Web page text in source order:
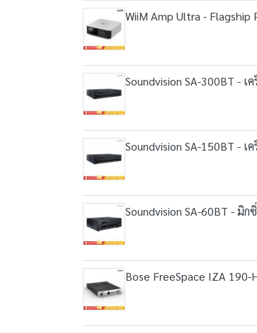
WiiM Amp Ultra -
Soundvision SA-300BT -
Soundvision SA-150BT -
Soundvision SA-60BT -
Bose FreeSpace IZA